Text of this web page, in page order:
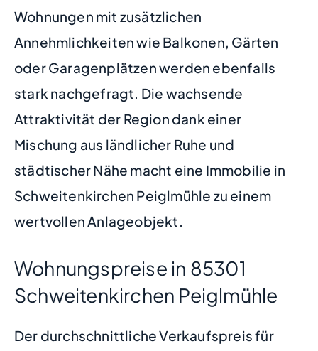
Wohnungen mit zusätzlichen
Annehmlichkeiten wie Balkonen, Gärten
oder Garagenplätzen werden ebenfalls
stark nachgefragt. Die wachsende
Attraktivität der Region dank einer
Mischung aus ländlicher Ruhe und
städtischer Nähe macht eine Immobilie in
Schweitenkirchen Peiglmühle zu einem
wertvollen Anlageobjekt.
Wohnungspreise in 85301
Schweitenkirchen Peiglmühle
Der durchschnittliche Verkaufspreis für